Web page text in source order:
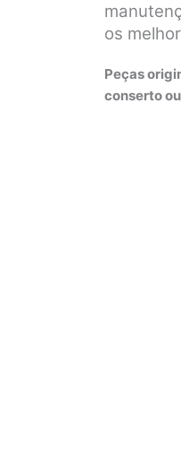
os
Peças
conserto